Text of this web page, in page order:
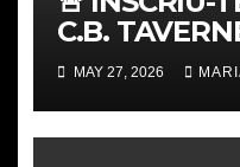
C.B.
PLACES
MAY 27, 2026